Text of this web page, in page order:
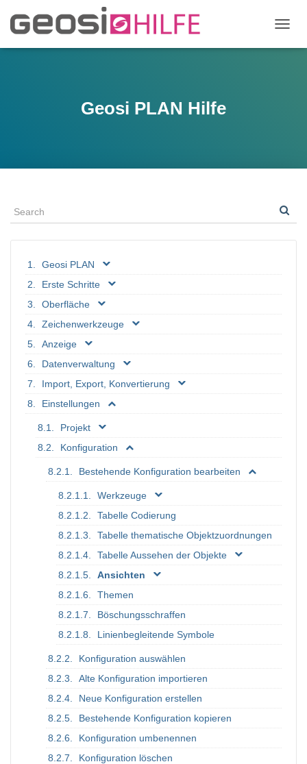
A
C
H
L
Geosi PLAN Hilfe
Geosi PLAN
Erste Schritte
Oberfläche
Zeichenwerkzeuge
Anzeige
Datenverwaltung
Import, Export, Konvertierung
Einstellungen
Projekt
Konfiguration
Bestehende Konfiguration bearbeiten
Werkzeuge
Tabelle Codierung
Tabelle thematische Objektzuordnungen
Tabelle Aussehen der Objekte
Ansichten
Themen
Böschungsschraffen
Linienbegleitende Symbole
Konfiguration auswählen
Alte Konfiguration importieren
Neue Konfiguration erstellen
Bestehende Konfiguration kopieren
Konfiguration umbenennen
Konfiguration löschen